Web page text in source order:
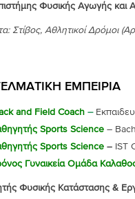
Επιστήμης
Στίβος, Αθλητικοί Δρόμοι
ΕΜΠΕΙΡΙΑ
and Field Coach–
Sports Science–
Sports Science–IST
Γυναικεία Ομάδα
Φυσικής Κατάστασης &